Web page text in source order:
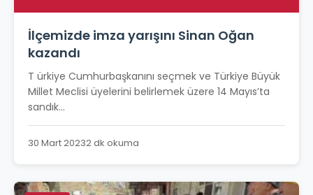
İlçemizde imza yarışını Sinan Oğan
kazandı
T ürkiye Cumhurbaşkanını seçmek ve Türkiye Büyük
Millet Meclisi üyelerini belirlemek üzere 14 Mayıs’ta
sandık...
30 Mart 20232 dk okuma